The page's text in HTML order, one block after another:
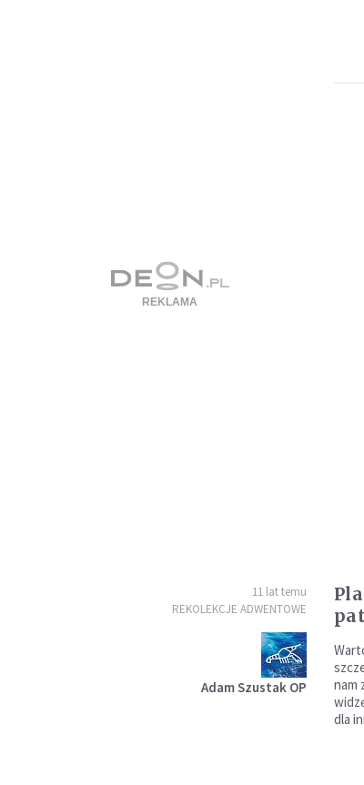
11 lat temu
REKOLEKCJE ADWENTOWE
Adam Szustak OP
nam
dla